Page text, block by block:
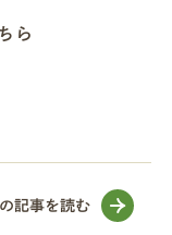
ら
記事を読む